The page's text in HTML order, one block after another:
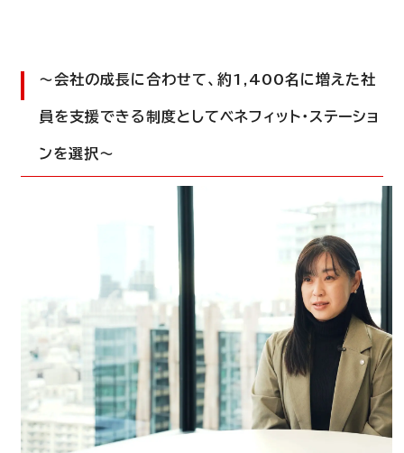
〜会社の成長に合わせて、 約1,400名に増えた社
員を支援できる制度としてベネフィット・ステーショ
ンを選択〜